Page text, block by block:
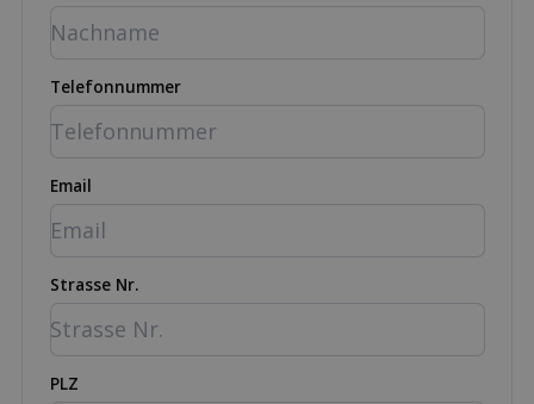
Telefonnummer
Email
Strasse Nr.
PLZ